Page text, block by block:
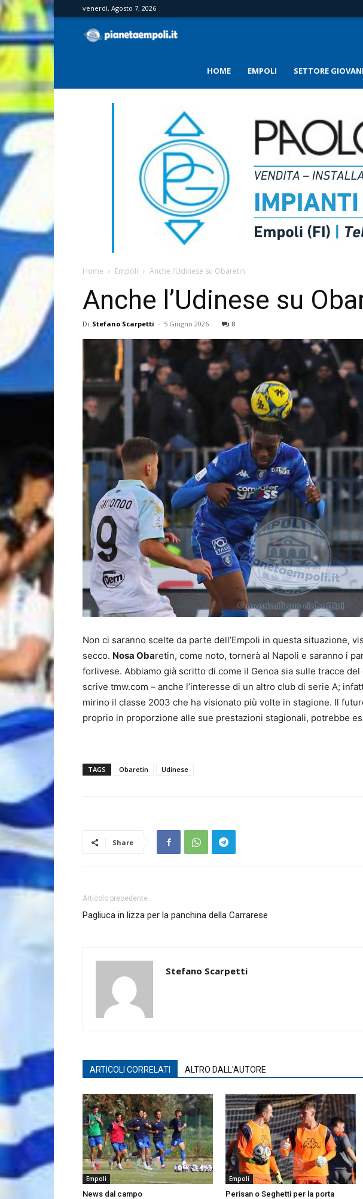
venerdì, Agosto 7, 2026
HOME EMPOLI SETTORE
Home Empoli Anche l’Udinese su Obaretin
Anche l’Udinese su
Di Stefano Scarpetti - 5 Giugno 2026 8
Non ci saranno scelte da parte dell’Empoli in questa situazione,
secco. Nosa Obaretin, come noto, tornerà al Napoli e saranno i
forlivese. Abbiamo già scritto di come il Genoa sia sulle tracce
scrive tmw.com – anche l’interesse di un altro club di serie A;
mirino il classe 2003 che ha visionato più volte in stagione. Il
proprio in proporzione alle sue prestazioni stagionali, potrebbe
TAGS Obaretin Udinese
Share
Articolo precedente
Pagliuca in lizza per la panchina della Carrarese
Stefano Scarpetti
ARTICOLI CORRELATI ALTRO DALL'AUTORE
Empoli
News dal campo
Empoli
Perisan o Seghetti per la porta